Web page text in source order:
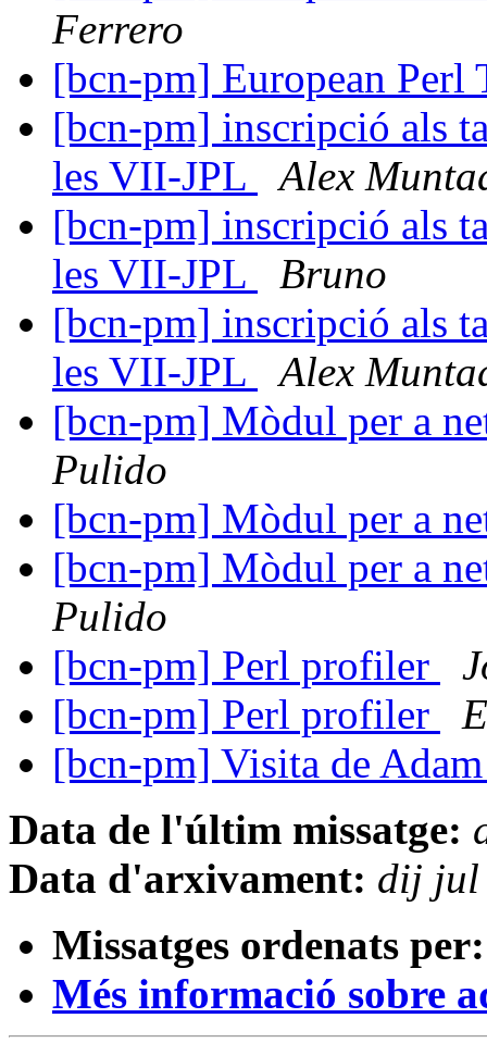
Ferrero
[bcn-pm] European Perl
[bcn-pm] inscripció als
les VII-JPL
Alex
[bcn-pm] inscripció als
les VII-JPL
Bruno
[bcn-pm] inscripció als
les VII-JPL
Alex
[bcn-pm] Mòdul per a
Pulido
[bcn-pm] Mòdul per a
[bcn-pm] Mòdul per a
Pulido
[bcn-pm] Perl profiler
[bcn-pm] Perl profiler
[bcn-pm] Visita de
Data de l'últim missatge:
Data d'arxivament: dij jul
Missatges ordenats per:
Més informació sobre